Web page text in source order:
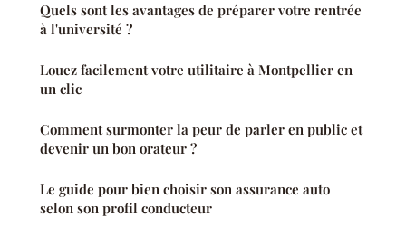
Quels sont les avantages de préparer votre rentrée
à l'université ?
Louez facilement votre utilitaire à Montpellier en
un clic
Comment surmonter la peur de parler en public et
devenir un bon orateur ?
Le guide pour bien choisir son assurance auto
selon son profil conducteur